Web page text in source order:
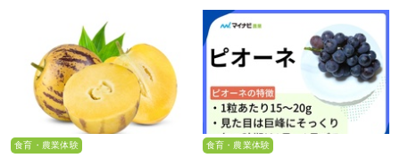
食育・農業体験 食育・農業体験